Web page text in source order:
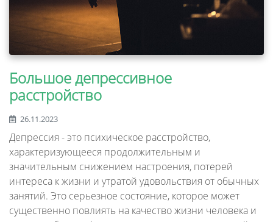
Большое депрессивное
расстройство
26.11.2023
Депрессия - это психическое расстройство,
характеризующееся продолжительным и
значительным снижением настроения, потерей
интереса к жизни и утратой удовольствия от обычных
занятий. Это серьезное состояние, которое может
существенно повлиять на качество жизни человека и